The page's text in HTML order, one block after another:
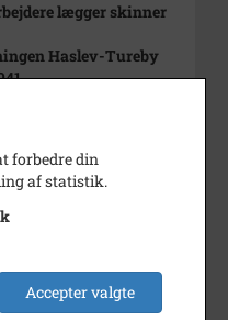
lægger skinner
Haslev-Tureby
forbedre din
af statistik.
Accepter valgte